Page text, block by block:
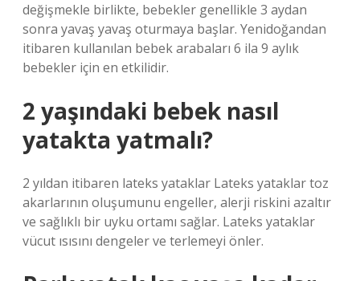
değişmekle birlikte, bebekler genellikle 3 aydan
sonra yavaş yavaş oturmaya başlar. Yenidoğandan
itibaren kullanılan bebek arabaları 6 ila 9 aylık
bebekler için en etkilidir.
2 yaşındaki bebek nasıl
yatakta yatmalı?
2 yıldan itibaren lateks yataklar Lateks yataklar toz
akarlarının oluşumunu engeller, alerji riskini azaltır
ve sağlıklı bir uyku ortamı sağlar. Lateks yataklar
vücut ısısını dengeler ve terlemeyi önler.